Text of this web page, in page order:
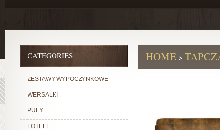
CATEGORIES
ZESTAWY WYPOCZYNKOWE
WERSALKI
PUFY
FOTELE
HOME >